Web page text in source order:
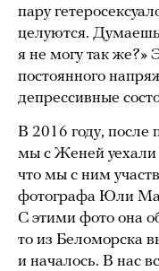
пару
целуются.
я не могу так же?»
постоянного
депрессивные
В 2016 году, после
мы с Женей уехали
что мы с ним
фотографа Юли
С этими фото она
то из Беломорска
и началось. В нас